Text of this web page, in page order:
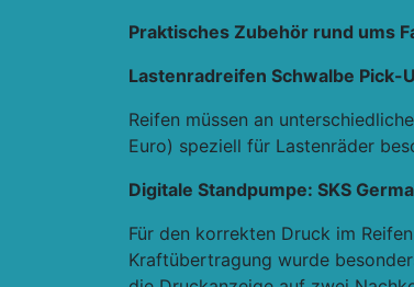
Praktisches Zubehör rund ums
Lastenradreifen Schwalbe Pick-
Reifen müssen an
Euro) speziell für Lastenräder
Digitale Standpumpe: SKS
Für den korrekten Druck im
Kraftübertragung wurde